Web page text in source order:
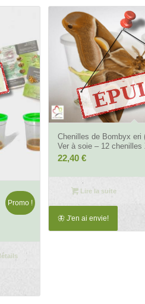
Promo !
Chenilles de Bombyx eri
Ver à soie – 12 chenilles
22,40 €
Lire la suite
🦋 J'en ai envie!